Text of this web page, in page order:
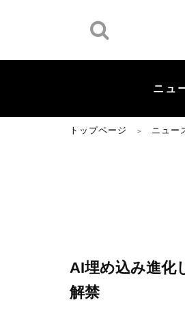
ニュ
トップページ ＞ ニュー
AI埋め込み進化
解禁